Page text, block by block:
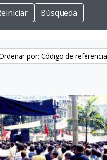
por: Código de referencia